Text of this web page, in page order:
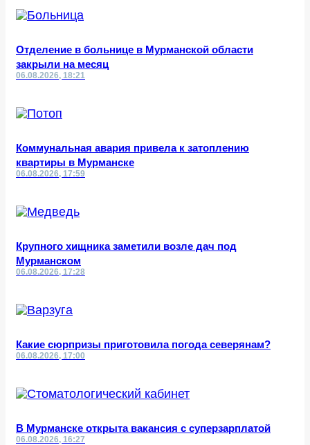
Отделение в больнице в Мурманской области
закрыли на месяц
06.08.2026, 18:21
Коммунальная авария привела к затоплению
квартиры в Мурманске
06.08.2026, 17:59
Крупного хищника заметили возле дач под
Мурманском
06.08.2026, 17:28
Какие сюрпризы приготовила погода северянам?
06.08.2026, 17:00
В Мурманске открыта вакансия с суперзарплатой
06.08.2026, 16:27